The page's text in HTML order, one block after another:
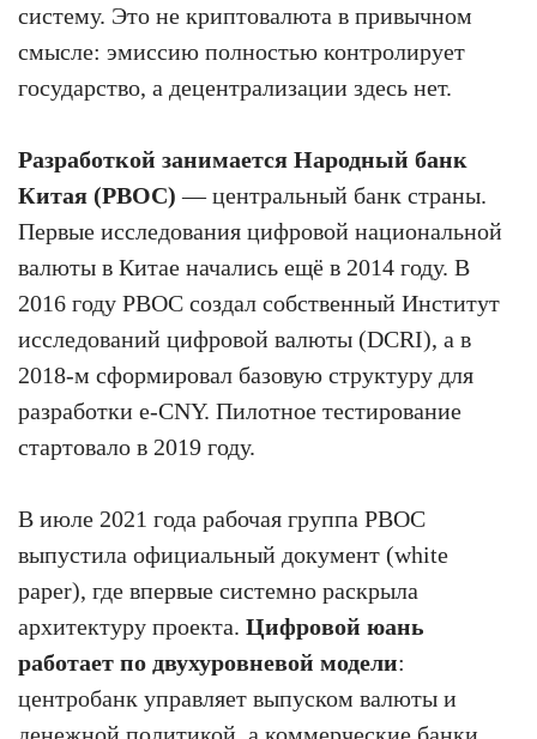
систему. Это не криптовалюта в привычном
смысле: эмиссию полностью контролирует
государство, а децентрализации здесь нет.
Разработкой занимается Народный банк
Китая (PBOC) — центральный банк страны.
Первые исследования цифровой национальной
валюты в Китае начались ещё в 2014 году. В
2016 году PBOC создал собственный Институт
исследований цифровой валюты (DCRI), а в
2018-м сформировал базовую структуру для
разработки e-CNY. Пилотное тестирование
стартовало в 2019 году.
В июле 2021 года рабочая группа PBOC
выпустила официальный документ (white
paper), где впервые системно раскрыла
архитектуру проекта. Цифровой юань
работает по двухуровневой модели:
центробанк управляет выпуском валюты и